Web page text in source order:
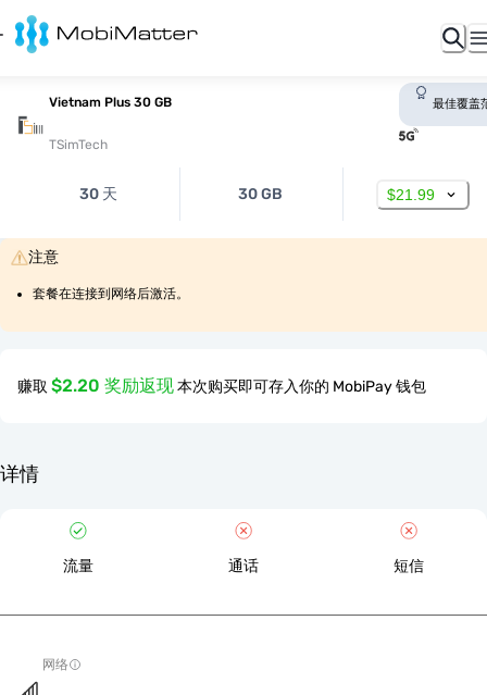
Vietnam Plus 30 GB
TSimTech
最佳覆盖
30 天 30 GB $21.99
注意
套餐在连接到网络后激活。
赚取 $2.20 奖励返现本次购买即可存入你的 MobiPay 钱包
详情
流量 通话 短信
网络